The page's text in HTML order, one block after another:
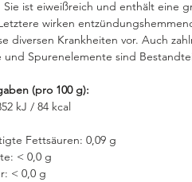
Sie ist eiweißreich und enthält eine
wirken
diversen Krankheiten vor. Auch
und Spurenelemente sind
(pro 100 g):
kJ / 84 kcal
Fettsäuren: 0,09 g
< 0,0 g
< 0,0 g